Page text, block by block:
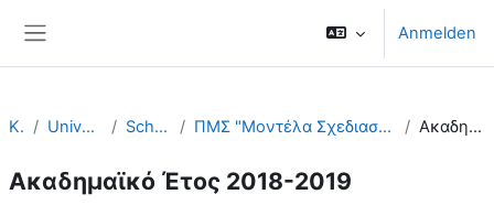
Anmelden
Kurse University of the Aegean School of Humanities ΠΜΣ "Μοντέλα Σχεδιασμού και Ανάπτυξης Εκπαιδευτικών Μονάδων" - ΤΕΠΑΕΣ Ακαδημαϊκό Έτος 2018-2019
Ακαδημαϊκό Έτος 2018-2019